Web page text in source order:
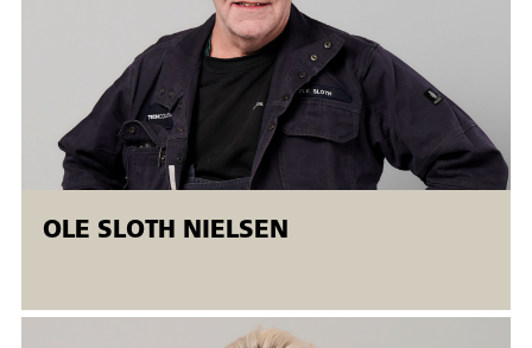
• Svejsefejl og kontrolmetoder
• Svejserækkefølge og procedure
• Fugeformer og tildannelse
• Miljø/arbejdsmiljø og sikkerhed
• Varmebehandling
teoretisk viden kan udfører nedennævnte svejsninger:
OLE SLOTH NIELSEN